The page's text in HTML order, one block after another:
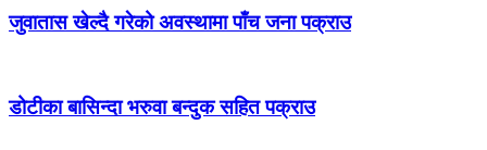
जुवातास खेल्दै गरेको अवस्थामा पाँच जना पक्राउ
डोटीका बासिन्दा भरुवा बन्दुक सहित पक्राउ